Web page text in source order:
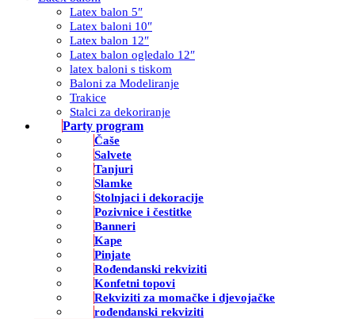
Latex balon 5″
Latex baloni 10″
Latex balon 12″
Latex balon ogledalo 12″
latex baloni s tiskom
Baloni za Modeliranje
Trakice
Stalci za dekoriranje
Party program
Čaše
Salvete
Tanjuri
Slamke
Stolnjaci i dekoracije
Pozivnice i čestitke
Banneri
Kape
Pinjate
Rođendanski rekviziti
Konfetni topovi
Rekviziti za momačke i djevojačke
rođendanski rekviziti